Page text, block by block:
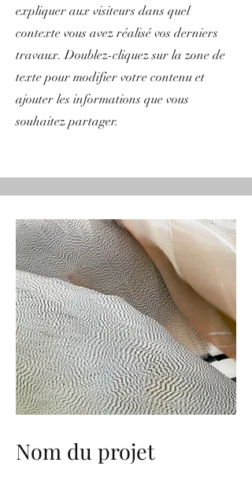
expliquer aux visiteurs dans quel
contexte vous avez réalisé vos derniers
travaux. Doublez-cliquez sur la zone de
texte pour modifier votre contenu et
ajouter les informations que vous
souhaitez partager.
Nom du projet